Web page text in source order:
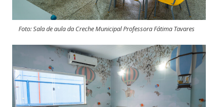
Foto: Sala de aula da Creche Municipal Professora Fátima Tavares